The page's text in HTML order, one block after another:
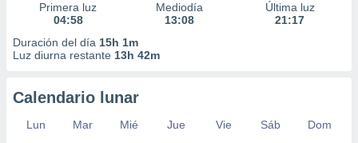
Primera luz
04:58
Mediodía
13:08
Última luz
21:17
Duración del día 15h 1m
Luz diurna restante 13h 42m
Calendario lunar
Lun Mar Mié Jue Vie Sáb
Dom